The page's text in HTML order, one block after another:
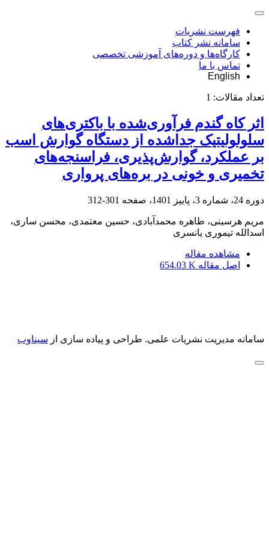
فهرست نشریات
سامانه نشر کتاب
کارگاه‌ها و دوره‌های آموزشی تخصصی
تماس با ما
English
تعداد مقالات: 1
اثر کاه گندم فرآوری‌شده با باکتری‌های
سلولولیتیک جداشده از دستگاه گوارش اسب
بر عملکرد، گوارش‌پذیری، فراسنجه‌های
تخمیری و خونی در بره‌های پرواری
دوره 24، شماره 3، پاییز 1401، صفحه 301-312
مریم هرسینی، طاهره محمدآبادی، حسین معتمدی، محسن ساری،
اسدالله تیموری یانسری
مشاهده مقاله
اصل مقاله 654.03 K
سامانه مدیریت نشریات علمی. طراحی و پیاده سازی از سیناوب